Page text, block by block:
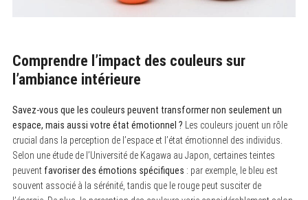
Comprendre l’impact des couleurs sur
l’ambiance intérieure
Savez-vous que les couleurs peuvent transformer non seulement un
espace, mais aussi votre état émotionnel ? Les couleurs jouent un rôle
crucial dans la perception de l’espace et l’état émotionnel des individus.
Selon une étude de l’Université de Kagawa au Japon, certaines teintes
peuvent favoriser des émotions spécifiques : par exemple, le bleu est
souvent associé à la sérénité, tandis que le rouge peut susciter de